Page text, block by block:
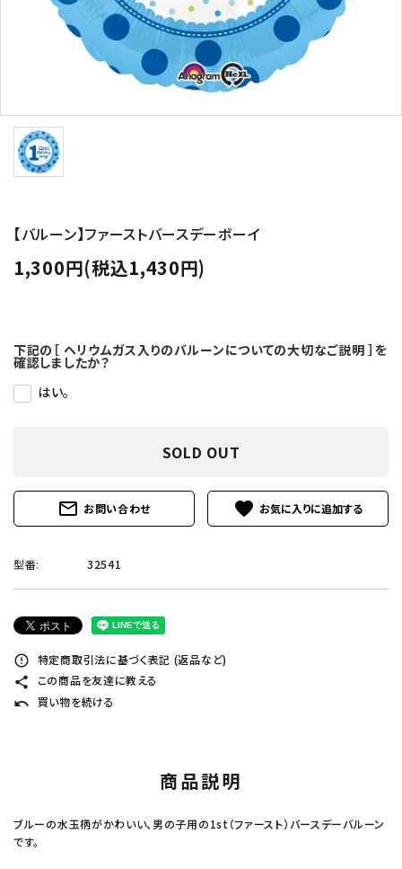
ガイドライン
ACCOUNT MENU
ようこそ ゲスト 様
meeting_room ログイン
【バルーン】ファーストバースデーボーイ
1,300円(税込1,430円)
下記の［ ヘリウムガス入りのバルーンについての大切なご説明 ］を
確認しましたか？
はい。
SOLD OUT
mail_outline お問い合わせ favorite
型番: 32541
error_outline 特定商取引法に基づく表記 (返品など)
share この商品を友達に教える
undo 買い物を続ける
商品説明
ブルーの水玉柄がかわいい、男の子用の1st（ファースト）バースデーバルーン
です。